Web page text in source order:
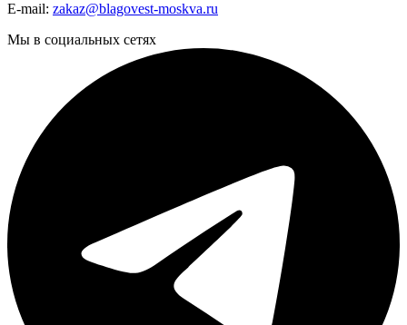
E-mail: zakaz@blagovest-moskva.ru
Мы в социальных сетях